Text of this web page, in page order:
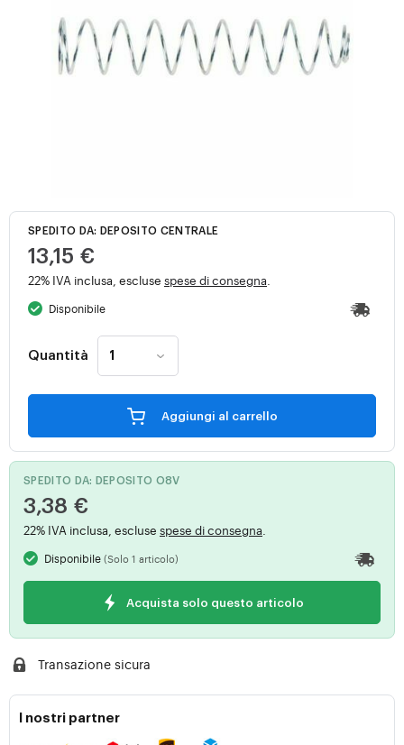
SPEDITO DA: DEPOSITO CENTRALE
13,15 €
22% IVA inclusa, escluse spese di consegna
Disponibile
Quantità
Aggiungi al carrello
SPEDITO DA: DEPOSITO O8V
3,38 €
22% IVA inclusa, escluse spese di consegna
Disponibile(Solo 1 articolo)
Acquista solo questo articolo
Transazione sicura
I nostri partner